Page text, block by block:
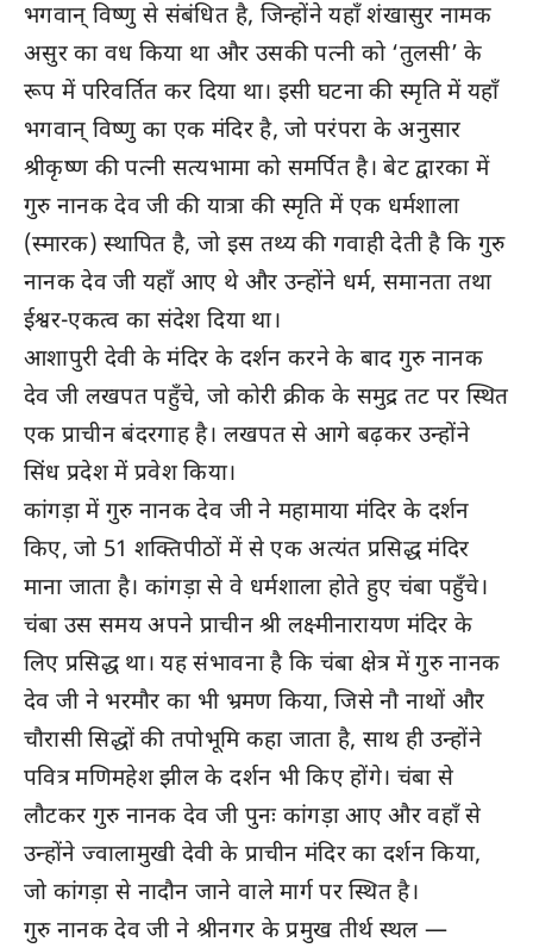
भगवान् विष्णु से संबंधित है, जिन्होंने यहाँ शंखासुर नामक
असुर का वध किया था और उसकी पत्नी को ‘तुलसी’ के
रूप में परिवर्तित कर दिया था। इसी घटना की स्मृति में यहाँ
भगवान् विष्णु का एक मंदिर है, जो परंपरा के अनुसार
श्रीकृष्ण की पत्नी सत्यभामा को समर्पित है। बेट द्वारका में
गुरु नानक देव जी की यात्रा की स्मृति में एक धर्मशाला
(स्मारक) स्थापित है, जो इस तथ्य की गवाही देती है कि गुरु
नानक देव जी यहाँ आए थे और उन्होंने धर्म, समानता तथा
ईश्वर-एकत्व का संदेश दिया था।
आशापुरी देवी के मंदिर के दर्शन करने के बाद गुरु नानक
देव जी लखपत पहुँचे, जो कोरी क्रीक के समुद्र तट पर स्थित
एक प्राचीन बंदरगाह है। लखपत से आगे बढ़कर उन्होंने
सिंध प्रदेश में प्रवेश किया।
कांगड़ा में गुरु नानक देव जी ने महामाया मंदिर के दर्शन
किए, जो 51 शक्तिपीठों में से एक अत्यंत प्रसिद्ध मंदिर
माना जाता है। कांगड़ा से वे धर्मशाला होते हुए चंबा पहुँचे।
चंबा उस समय अपने प्राचीन श्री लक्ष्मीनारायण मंदिर के
लिए प्रसिद्ध था। यह संभावना है कि चंबा क्षेत्र में गुरु नानक
देव जी ने भरमौर का भी भ्रमण किया, जिसे नौ नाथों और
चौरासी सिद्धों की तपोभूमि कहा जाता है, साथ ही उन्होंने
पवित्र मणिमहेश झील के दर्शन भी किए होंगे। चंबा से
लौटकर गुरु नानक देव जी पुनः कांगड़ा आए और वहाँ से
उन्होंने ज्वालामुखी देवी के प्राचीन मंदिर का दर्शन किया,
जो कांगड़ा से नादौन जाने वाले मार्ग पर स्थित है।
गुरु नानक देव जी ने श्रीनगर के प्रमुख तीर्थ स्थल —